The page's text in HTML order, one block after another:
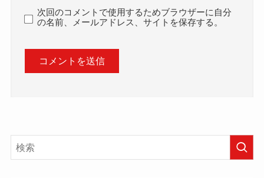
次回のコメントで使用するためブラウザーに自分
の名前、メールアドレス、サイトを保存する。